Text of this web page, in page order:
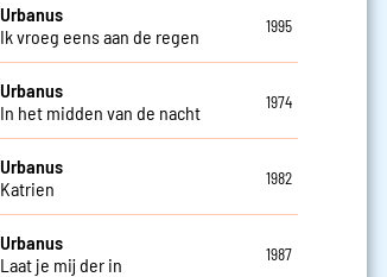
Urbanus
Ik vroeg eens aan de regen
1995
Urbanus
In het midden van de nacht
1974
Urbanus
Katrien
1982
Urbanus
Laat je mij der in
1987